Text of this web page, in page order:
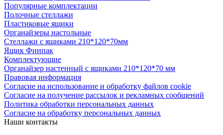
Популярные комплектации
Полочные стеллажи
Пластиковые ящики
Органайзеры настольные
Стеллажи с ящиками 210*120*70мм
Ящик Финпак
Комплектующие
Органайзер настенный с ящиками 210*120*70 мм
Правовая информация
Согласие на использование и обработку файлов cookie
Согласие на получение рассылок и рекламных сообщений
Политика обработки персональных данных
Согласие на обработку персональных данных
Наши контакты